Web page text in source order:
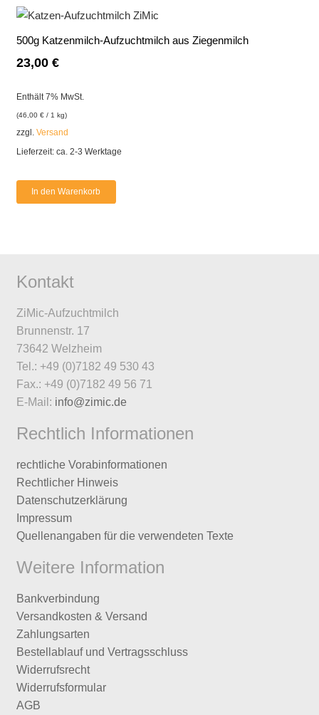
500g Katzenmilch-Aufzuchtmilch aus Ziegenmilch
23,00 €
Enthält 7% MwSt.
(46,00 €/ 1 kg)
zzgl. Versand
Lieferzeit: ca. 2-3 Werktage
In den Warenkorb
Kontakt
ZiMic-Aufzuchtmilch
Brunnenstr. 17
73642 Welzheim
Tel.: +49 (0)7182 49 530 43
Fax.: +49 (0)7182 49 56 71
E-Mail: info@zimic.de
Rechtlich Informationen
rechtliche Vorabinformationen
Rechtlicher Hinweis
Datenschutzerklärung
Impressum
Quellenangaben für die verwendeten Texte
Weitere Information
Bankverbindung
Versandkosten & Versand
Zahlungsarten
Bestellablauf und Vertragsschluss
Widerrufsrecht
Widerrufsformular
AGB